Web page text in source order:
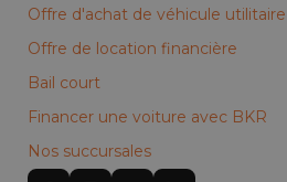
Offre d'achat de véhicule utilitaire
Offre de location financière
Bail court
Financer une voiture avec BKR
Nos succursales